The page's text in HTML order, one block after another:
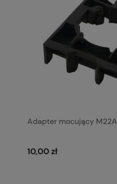
Adapter mocujący M22A
10,00 zł